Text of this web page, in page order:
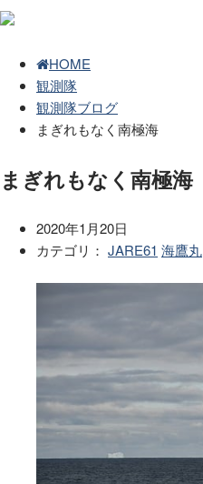
HOME
観測隊
観測隊ブログ
まぎれもなく南極海
まぎれもなく南極海
2020年1月20日
カテゴリ： JARE61 海鷹丸